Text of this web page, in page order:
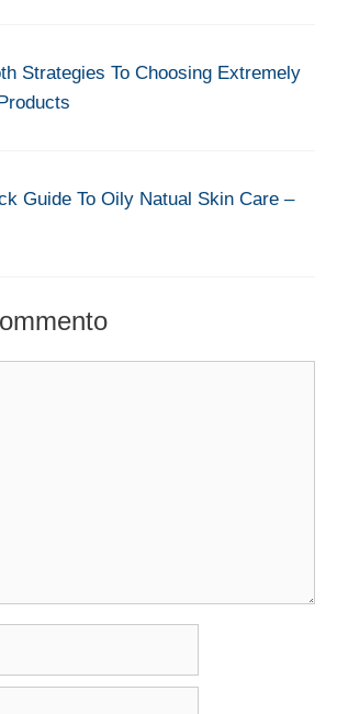
Strategies To Choosing Extremely
Guide To Oily Natual Skin Care –